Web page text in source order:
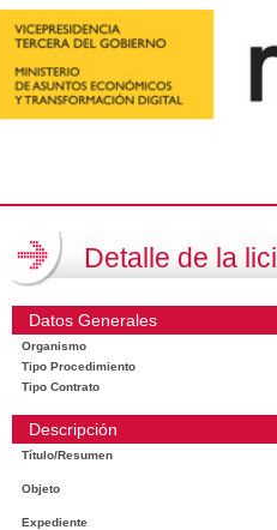
Detalle de la
Datos Generales
Organismo
Tipo Procedimiento
Tipo Contrato
Descripción
Título/Resumen
Objeto
Expediente